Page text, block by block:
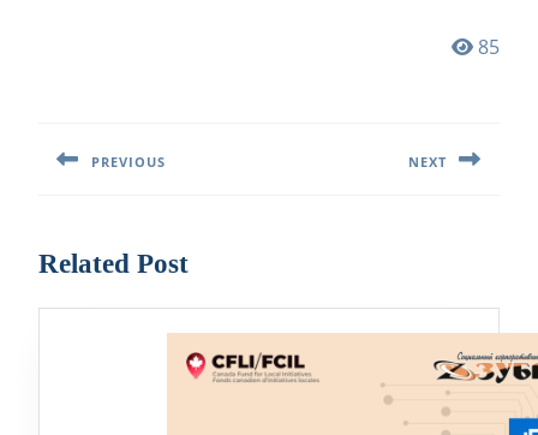
85
записям
PREVIOUS NEXT
Related Post